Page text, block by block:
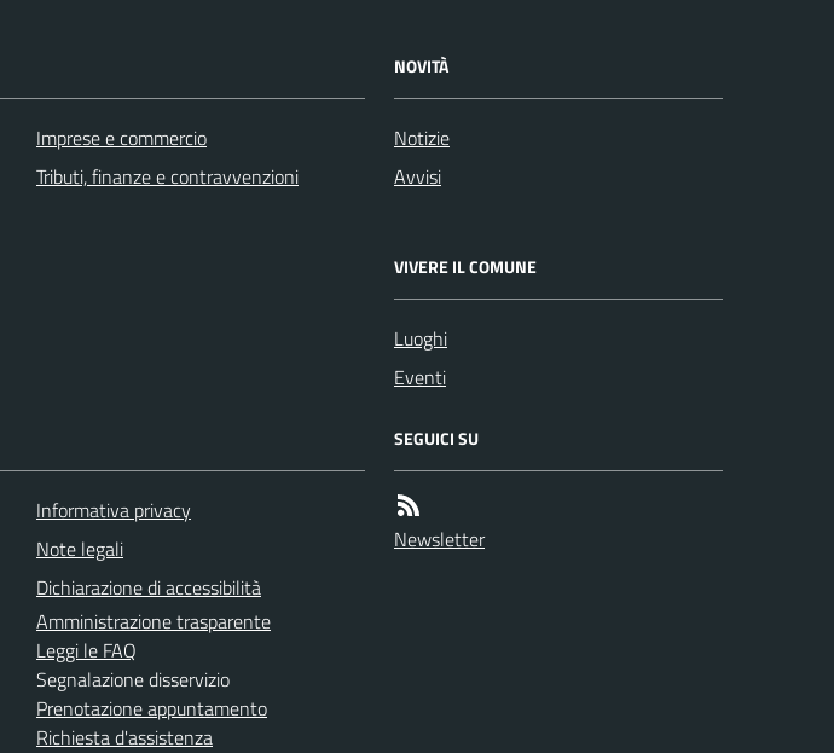
Imprese e commercio
Tributi, finanze e contravvenzioni
NOVITÀ
Notizie
Avvisi
VIVERE IL COMUNE
Luoghi
Eventi
Informativa privacy
Note legali
Dichiarazione di accessibilità
Amministrazione trasparente
Leggi le FAQ
Segnalazione disservizio
Prenotazione appuntamento
Richiesta d'assistenza
SEGUICI SU
Newsletter